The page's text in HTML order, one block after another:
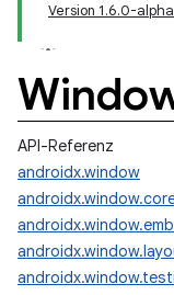
Version 1.6.0-
API-Referenz
androidx.window